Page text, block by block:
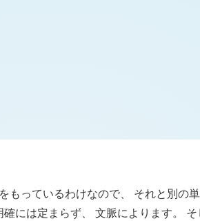
もっているわけなので、 それと別の
には定まらず、 文脈によります。